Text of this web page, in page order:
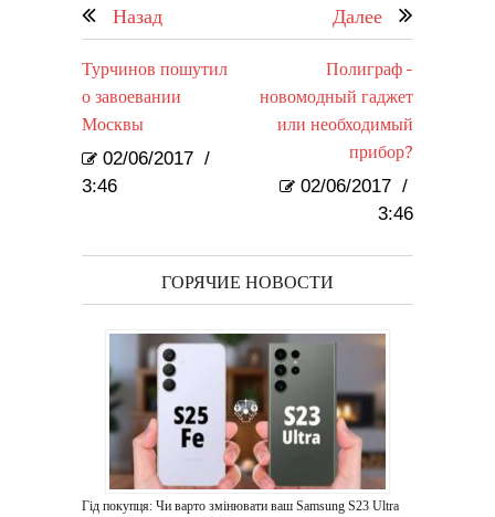
Назад Далее
Турчинов пошутил
о завоевании
Москвы
02/06/2017 /
3:46
Полиграф -
новомодный гаджет
или необходимый
прибор?
02/06/2017 /
3:46
ГОРЯЧИЕ НОВОСТИ
Гід покупця: Чи варто змінювати ваш Samsung S23 Ultra